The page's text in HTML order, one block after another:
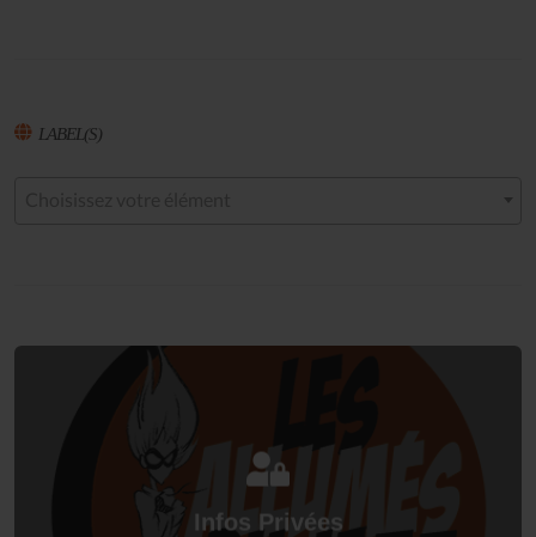
LABEL(S)
Infos Privées
Connectez-vous